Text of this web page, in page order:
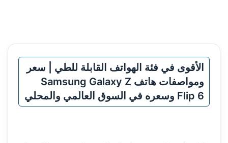
الأقوى في فئة الهواتف القابلة للطي | سعر
ومواصفات هاتف Samsung Galaxy Z
Flip 6 وسعره في السوق العالمي والمحلي